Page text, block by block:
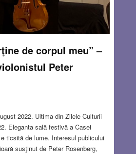
de corpul meu” –
Peter
2022. Ultima din Zilele Culturii
Eleganta sală festivă a Casei
ticsită de lume. Interesul publicului
susţinut de Peter Rosenberg,